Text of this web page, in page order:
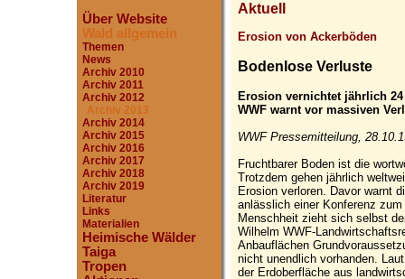
Über Website
Wald allgemein
Themen
News
Archiv 2010
Archiv 2011
Archiv 2012
Archiv 2013
Archiv 2014
Archiv 2015
Archiv 2016
Archiv 2017
Archiv 2018
Archiv 2019
Literatur
Links
Materialien
Heimische Wälder
Taiga
Tropen
Aktuell
Erosion von Ackerböden
Bodenlose Verluste
Erosion vernichtet jährlich
WWF warnt vor massiven
WWF Pressemitteilung,
Fruchtbarer Boden ist die
Trotzdem gehen jährlich
Erosion verloren. Davor warnt
anlässlich einer Konferenz
Menschheit zieht sich selbst
Wilhelm WWF-
Anbauflächen
nicht unendlich vorhanden.
der Erdoberfläche aus